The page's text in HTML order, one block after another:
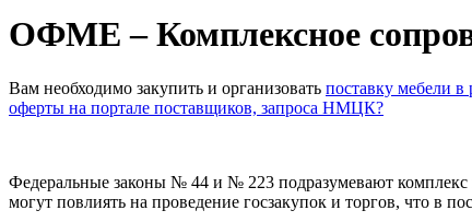
ОФМЕ – Комплексное
Вам необходимо закупить и организовать поставку мебели в
оферты на портале поставщиков, запроса НМЦК?
Федеральные законы № 44 и № 223 подразумевают
могут повлиять на проведение госзакупок и торгов, что в